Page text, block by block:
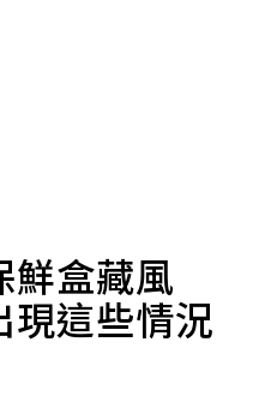
鮮盒藏風
現這些情況